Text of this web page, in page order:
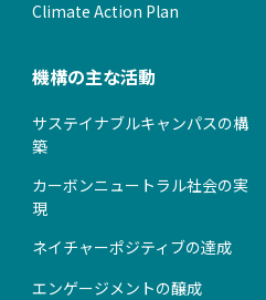
Climate Action Plan
機構の主な活動
サステイナブルキャンパスの構
築
カーボンニュートラル社会の実
現
ネイチャーポジティブの達成
エンゲージメントの醸成